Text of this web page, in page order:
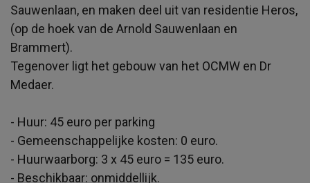
Sauwenlaan, en maken deel uit van residentie Heros,
(op de hoek van de Arnold Sauwenlaan en
Brammert).
Tegenover ligt het gebouw van het OCMW en Dr
Medaer.
- Huur: 45 euro per parking
- Gemeenschappelijke kosten: 0 euro.
- Huurwaarborg: 3 x 45 euro = 135 euro.
- Beschikbaar: onmiddellijk.